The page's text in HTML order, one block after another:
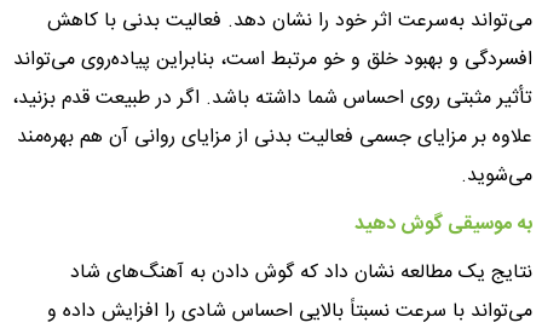
می‌تواند به‌سرعت اثر خود را نشان دهد. فعالیت بدنی با کاهش
افسردگی و بهبود خلق و خو مرتبط است، بنابراین پیاده‌روی می‌تواند
تأثیر مثبتی روی احساس شما داشته باشد. اگر در طبیعت قدم بزنید،
علاوه بر مزایای جسمی فعالیت بدنی از مزایای روانی آن هم بهره‌مند
می‌شوید.
به موسیقی گوش دهید
نتایج یک مطالعه نشان داد که گوش دادن به آهنگ‌های شاد
می‌تواند با سرعت نسبتاً بالایی احساس شادی را افزایش داده و